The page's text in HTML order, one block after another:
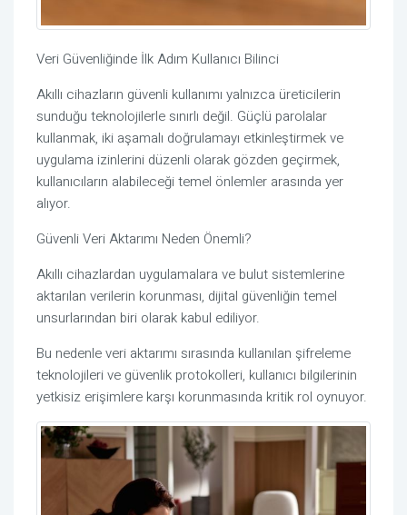
Veri Güvenliğinde İlk Adım Kullanıcı Bilinci
Akıllı cihazların güvenli kullanımı yalnızca üreticilerin
sunduğu teknolojilerle sınırlı değil. Güçlü parolalar
kullanmak, iki aşamalı doğrulamayı etkinleştirmek ve
uygulama izinlerini düzenli olarak gözden geçirmek,
kullanıcıların alabileceği temel önlemler arasında yer
alıyor.
Güvenli Veri Aktarımı Neden Önemli?
Akıllı cihazlardan uygulamalara ve bulut sistemlerine
aktarılan verilerin korunması, dijital güvenliğin temel
unsurlarından biri olarak kabul ediliyor.
Bu nedenle veri aktarımı sırasında kullanılan şifreleme
teknolojileri ve güvenlik protokolleri, kullanıcı bilgilerinin
yetkisiz erişimlere karşı korunmasında kritik rol oynuyor.